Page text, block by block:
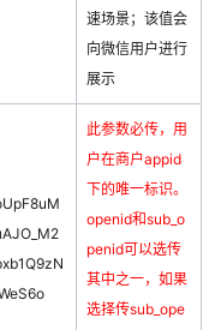
速场景；该值会
向微信用户进行
展示
此参数必传，用
户在商户appid
下的唯一标识。
openid和sub_o
penid可以选传
其中之一，如果
选择传sub_ope